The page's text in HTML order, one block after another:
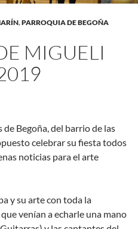
,PARROQUIA DE BEGOÑA
MIGUELI
Begoña, del barrio de las
celebrar su fiesta todos
noticias para el arte
y su arte con toda la
venían a echarle una mano